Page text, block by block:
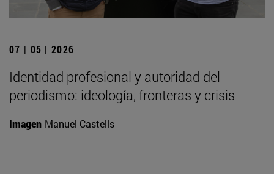
07 | 05 | 2026
Identidad profesional y autoridad del
periodismo: ideología, fronteras y crisis
Imagen Manuel Castells